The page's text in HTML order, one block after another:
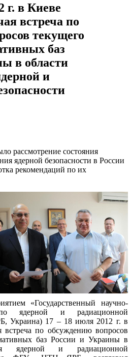
г. в Киеве
встреча по
текущего
баз
в области
и
рассмотрение состояния
ядерной безопасности в России
рекомендаций по их
«Государственный научно-
ядерной и радиационной
Украина) 17 – 18 июля 2012 г. в
встреча по обсуждению вопросов
баз России и Украины в
ядерной и радиационной